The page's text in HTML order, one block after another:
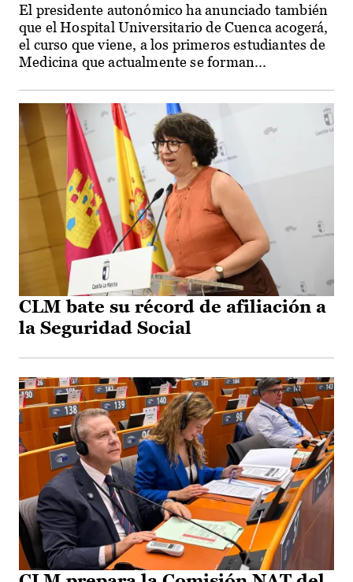
El presidente autonómico ha anunciado también
que el Hospital Universitario de Cuenca acogerá,
el curso que viene, a los primeros estudiantes de
Medicina que actualmente se forman...
CLM bate su récord de afiliación a
la Seguridad Social